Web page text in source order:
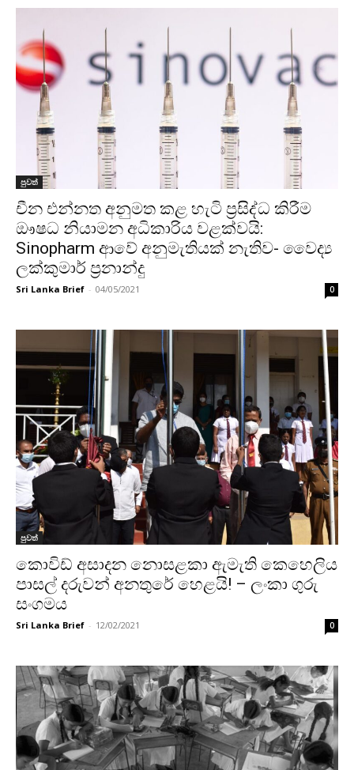
පුවත්
චීන එන්නත අනුමත කළ හැටි ප්‍රසිද්ධ කිරීම
ඖෂධ නියාමන අධිකාරිය වළක්වයි:
Sinopharm ආවේ අනුමැතියක් නැතිව- වෛද්‍ය
ලක්කුමාර් ප්‍රනාන්දු
Sri Lanka Brief - 04/05/2021 0
පුවත්
කොවිඩ් අසාදන නොසළකා ඇමැති කෙහෙලිය
පාසල් දරුවන් අනතුරේ හෙළයි! – ලංකා ගුරු
සංගමය
Sri Lanka Brief - 12/02/2021 0